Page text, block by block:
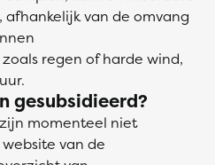
van de omvang
regen of harde wind,
gesubsidieerd?
momenteel niet
van de